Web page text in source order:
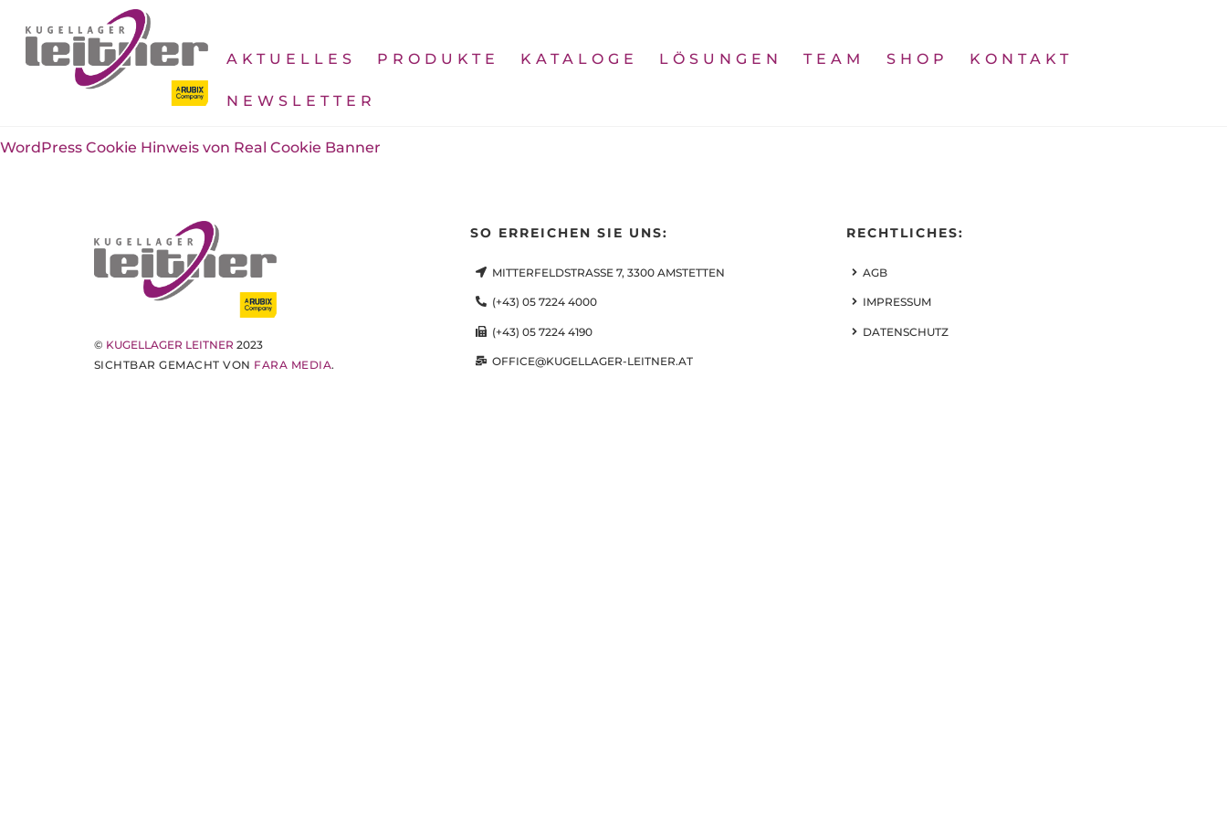
content
AKTUELLES PRODUKTE KATALOGE LÖSUNGEN TEAM SHOP KONTAKT
NEWSLETTER
Top
WordPress Cookie Hinweis von Real Cookie Banner
© KUGELLAGER LEITNER 2023
SICHTBAR GEMACHT VON FARA MEDIA.
SO ERREICHEN SIE UNS:
MITTERFELDSTRASSE 7, 3300 AMSTETTEN
(+43) 05 7224 4000
(+43) 05 7224 4190
OFFICE@KUGELLAGER-LEITNER.AT
RECHTLICHES:
AGB
IMPRESSUM
DATENSCHUTZ